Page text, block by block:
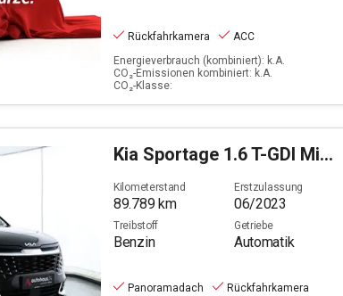
Rückfahrkamera
ACC
Energieverbrauch (kombiniert): k.A.
CO₂-Emissionen kombiniert: k.A.
CO₂-Klasse:
Kia Sportage 1.6 T-GDI Mild-Hybrid Spirit (EURO 6d)
Kilometerstand
89.789km
Erstzulassung
06/2023
Treibstoff
Benzin
Getriebe
Automatik
Panoramadach
Rückfahrkamera